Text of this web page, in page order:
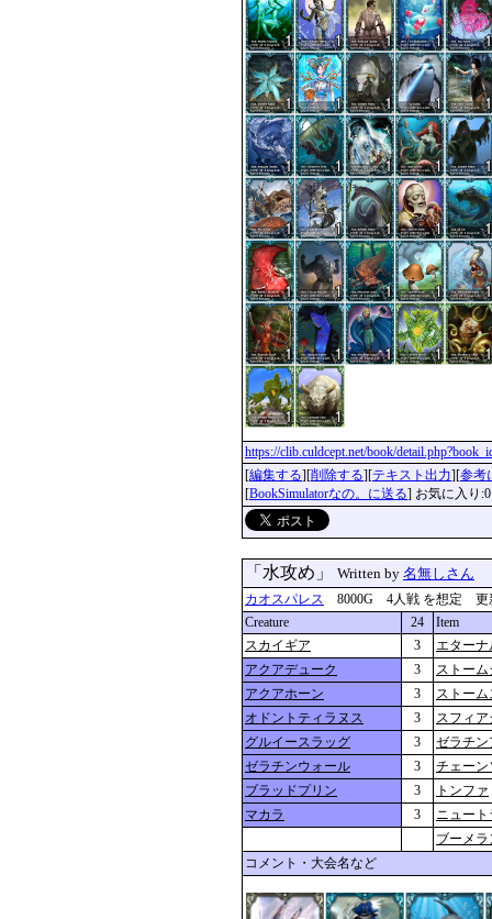
https://clib.culdcept.net/book/
[編集する][削除する][テキスト出力][参考
[BookSimulatorなの。に送る] お気に入り:0
「水攻め」 Written by 名無しさん
カオスパレス 8000G 4人戦 を想定 更新
Creature
24
Item
スカイギア
3
エターナ
アクアデューク
3
ストー
アクアホーン
3
ストー
オドントティラヌス
3
スフィ
グルイースラッグ
3
ゼラチン
ゼラチンウォール
3
チェーン
ブラッドプリン
3
トンファ
マカラ
3
ニュー
ブーメラ
コメント・大会名など